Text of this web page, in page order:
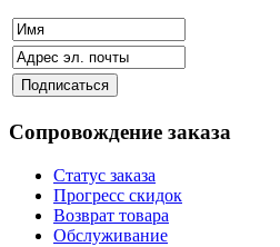
Сопровождение заказа
Статус заказа
Прогресс скидок
Возврат товара
Обслуживание